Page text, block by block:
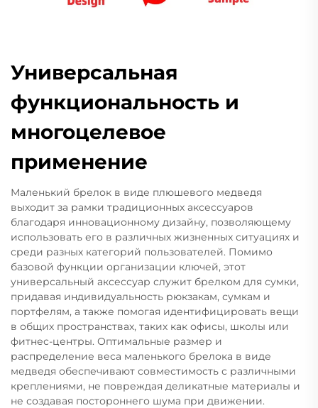
Универсальная
функциональность и
многоцелевое
применение
Маленький брелок в виде плюшевого медведя
выходит за рамки традиционных аксессуаров
благодаря инновационному дизайну, позволяющему
использовать его в различных жизненных ситуациях и
среди разных категорий пользователей. Помимо
базовой функции организации ключей, этот
универсальный аксессуар служит брелком для сумки,
придавая индивидуальность рюкзакам, сумкам и
портфелям, а также помогая идентифицировать вещи
в общих пространствах, таких как офисы, школы или
фитнес-центры. Оптимальные размер и
распределение веса маленького брелока в виде
медведя обеспечивают совместимость с различными
креплениями, не повреждая деликатные материалы и
не создавая постороннего шума при движении.